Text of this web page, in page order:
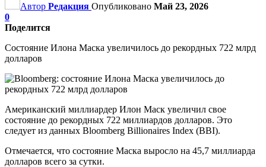
Автор Редакция Опубликовано Май 23, 2026
0
Поделится
Состояние Илона Маска увеличилось до рекордных 722 млрд
долларов
Американский миллиардер Илон Маск увеличил свое
состояние до рекордных 722 миллиардов долларов. Это
следует из данных Bloomberg Billionaires Index (BBI).
Отмечается, что состояние Маска выросло на 45,7 миллиарда
долларов всего за сутки.